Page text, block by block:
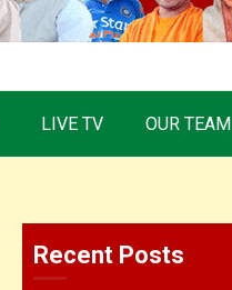
LIVE TV OUR TEAM
Recent Posts